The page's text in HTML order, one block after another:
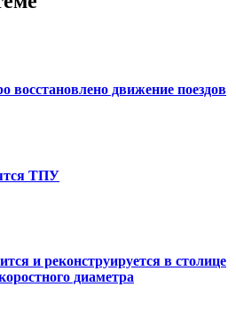
восстановлено движение поездов
ТПУ
и реконструируется в столице
диаметра